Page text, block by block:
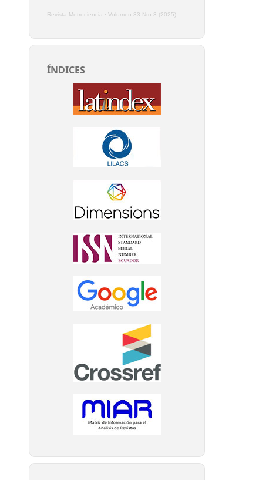
Revista Metrociencia · Volumen 33 Nro 3 (2025), Enero - Marzo
ÍNDICES